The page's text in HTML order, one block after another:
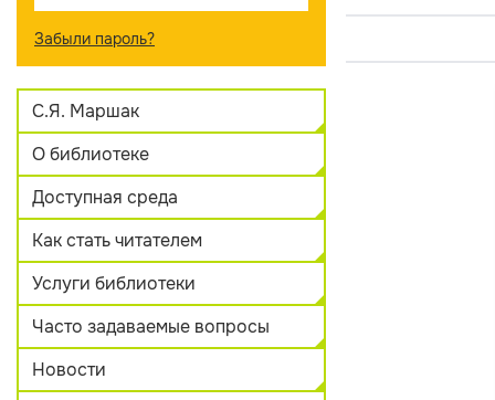
Забыли пароль?
С.Я. Маршак
О библиотеке
Доступная среда
Как стать читателем
Услуги библиотеки
Часто задаваемые вопросы
Новости